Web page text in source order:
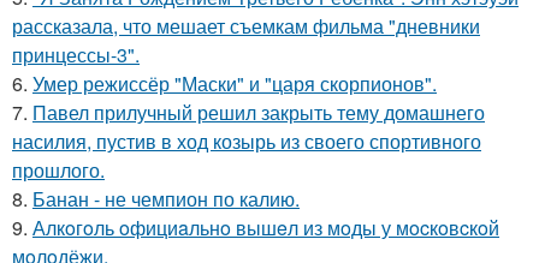
рассказала, что мешает съемкам фильма "дневники
принцессы-3".
6. Умер режиссёр "Маски" и "царя скорпионов".
7. Павел прилучный решил закрыть тему домашнего
насилия, пустив в ход козырь из своего спортивного
прошлого.
8. Банан - не чемпион по калию.
9. Алкoгoль oфициaльнo вышeл из мoды у мocкoвcкoй
мoлoдёжи.